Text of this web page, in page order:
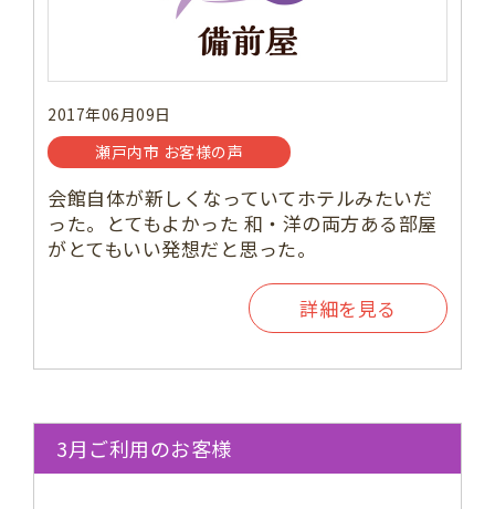
2017年06月09日
瀬戸内市 お客様の声
会館自体が新しくなっていてホテルみたいだ
った。とてもよかった 和・洋の両方ある部屋
がとてもいい発想だと思った。
詳細を見る
3月ご利用のお客様